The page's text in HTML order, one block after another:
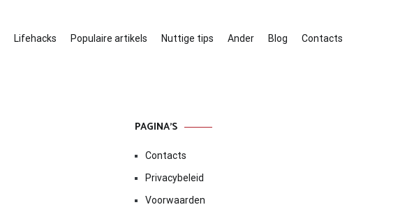
Lifehacks Populaire artikels Nuttige tips Ander Blog Contacts
PAGINA’S
Contacts
Privacybeleid
Voorwaarden